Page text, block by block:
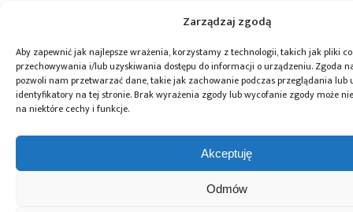
Zarządzaj zgodą
Aby zapewnić jak najlepsze wrażenia, korzystamy z technologii, takich jak pliki
przechowywania i/lub uzyskiwania dostępu do informacji o urządzeniu. Zgoda
pozwoli nam przetwarzać dane, takie jak zachowanie podczas przeglądania lub
identyfikatory na tej stronie. Brak wyrażenia zgody lub wycofanie zgody może
na niektóre cechy i funkcje.
Akceptuję
Odmów